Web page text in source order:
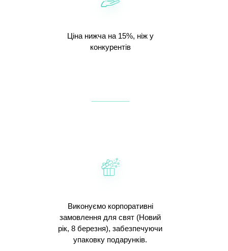
Ціна нижча на 15%, ніж у
конкурентів
Виконуємо корпоративні
замовлення для свят (Новий
рік, 8 березня), забезпечуючи
упаковку подарунків.